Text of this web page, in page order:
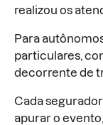
realizou os
Para
particulares,
decorrente de
Cada
apurar o